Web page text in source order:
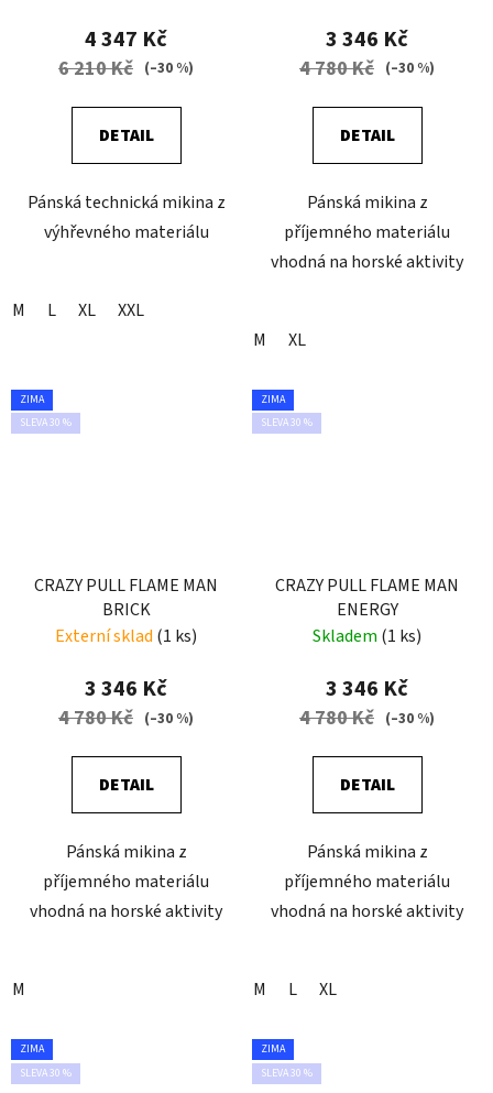
4 347 Kč
6 210 Kč (–30 %)
DETAIL
Pánská technická mikina z
výhřevného materiálu
M L XL XXL
3 346 Kč
4 780 Kč (–30 %)
DETAIL
Pánská mikina z
příjemného materiálu
vhodná na horské aktivity
M XL
ZIMA
SLEVA 30 %
CRAZY PULL FLAME MAN
BRICK
Externí sklad (1 ks)
3 346 Kč
4 780 Kč (–30 %)
DETAIL
Pánská mikina z
příjemného materiálu
vhodná na horské aktivity
M
ZIMA
SLEVA 30 %
CRAZY PULL FLAME MAN
ENERGY
Skladem (1 ks)
3 346 Kč
4 780 Kč (–30 %)
DETAIL
Pánská mikina z
příjemného materiálu
vhodná na horské aktivity
M L XL
ZIMA
SLEVA 30 %
ZIMA
SLEVA 30 %